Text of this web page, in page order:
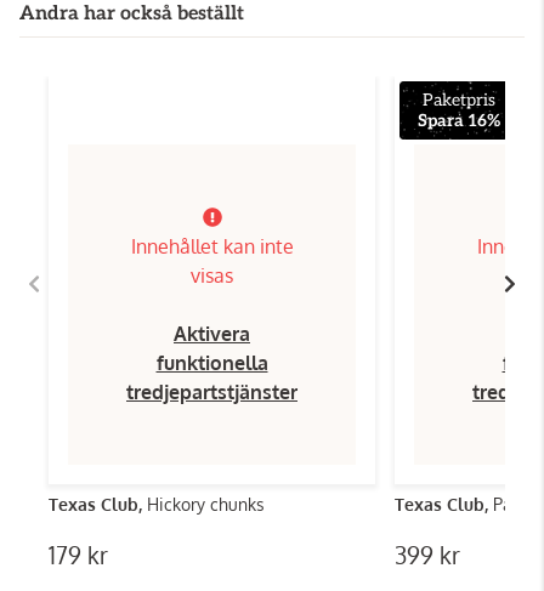
Andra har också beställt
Innehållet kan inte
visas
Aktivera
funktionella
tredjepartstjänster
Texas Club, Hickory chunks
179 kr
Paketpris
Spara 16%
Texas Club, Paket
399 kr